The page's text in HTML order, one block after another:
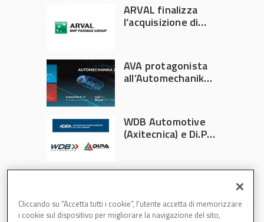
ARVAL finalizza
l’acquisizione di
AVA protagonista
all’Automechanika
WDB Automotive
(Axitecnica) e Di.Pa.
Cliccando su “Accetta tutti i cookie”, l'utente accetta di memorizzare
i cookie sul dispositivo per migliorare la navigazione del sito,